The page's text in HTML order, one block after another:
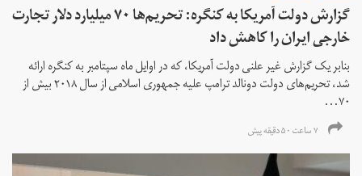
گزارش دولت آمریکا به کنگره: تحریم‌ها ۷۰ میلیارد دلار تجارت
خارجی ایران را کاهش داد
بنابر یک گزارش غیر علنی دولت آمریکا، که در اوایل ماه سپتامبر به کنگره ارائه
شد، تحریم‌های دولت دونالد ترامپ علیه جمهوری اسلامی از سال ۲۰۱۸ بیش از
۷۰...
۷ ساعت ۵۰ دقیقه پیش